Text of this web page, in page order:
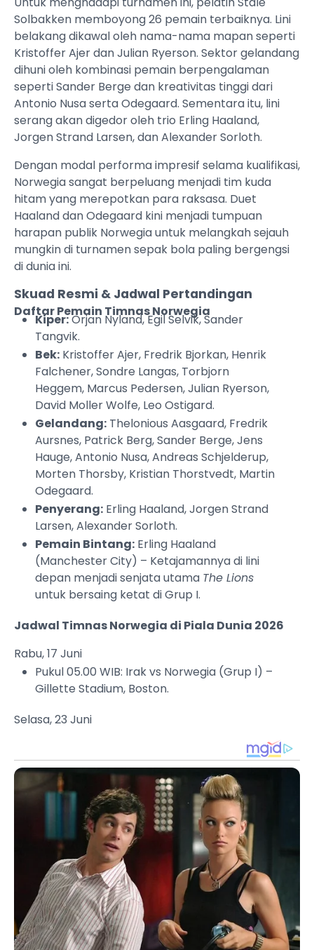
Solbakken memboyong 26 pemain terbaiknya. Lini
belakang dikawal oleh nama-nama mapan seperti
Kristoffer Ajer dan Julian Ryerson. Sektor gelandang
dihuni oleh kombinasi pemain berpengalaman
seperti Sander Berge dan kreativitas tinggi dari
Antonio Nusa serta Odegaard. Sementara itu, lini
serang akan digedor oleh trio Erling Haaland,
Jorgen Strand Larsen, dan Alexander Sorloth.
Dengan modal performa impresif selama kualifikasi,
Norwegia sangat berpeluang menjadi tim kuda
hitam yang merepotkan para raksasa. Duet
Haaland dan Odegaard kini menjadi tumpuan
harapan publik Norwegia untuk melangkah sejauh
mungkin di turnamen sepak bola paling bergengsi
di dunia ini.
Skuad Resmi & Jadwal Pertandingan
Daftar Pemain Timnas Norwegia
Kiper:Orjan Nyland, Egil Selvik, Sander
Tangvik.
Bek: Kristoffer Ajer, Fredrik Bjorkan, Henrik
Falchener, Sondre Langas, Torbjorn
Heggem, Marcus Pedersen, Julian Ryerson,
David Moller Wolfe, Leo Ostigard.
Gelandang: Thelonious Aasgaard, Fredrik
Aursnes, Patrick Berg, Sander Berge, Jens
Hauge, Antonio Nusa, Andreas Schjelderup,
Morten Thorsby, Kristian Thorstvedt, Martin
Odegaard.
Penyerang: Erling Haaland, Jorgen Strand
Larsen, Alexander Sorloth.
Pemain Bintang: Erling Haaland
(Manchester City) – Ketajamannya di lini
depan menjadi senjata utama The Lions
untuk bersaing ketat di Grup I.
Jadwal Timnas Norwegia di Piala Dunia 2026
Rabu, 17 Juni
Pukul 05.00 WIB: Irak vs Norwegia (Grup I) –
Gillette Stadium, Boston.
Selasa, 23 Juni